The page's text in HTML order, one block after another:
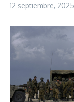
12 septiembre, 2025